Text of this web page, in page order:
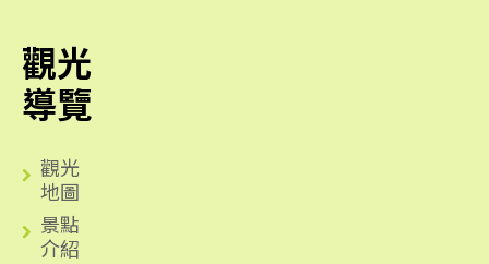
觀光
導覽
觀光
地圖
景點
介紹